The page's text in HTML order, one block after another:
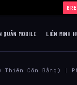
QUÂN MOBILE LIÊN MINH
Thiên Côn Bằng) |